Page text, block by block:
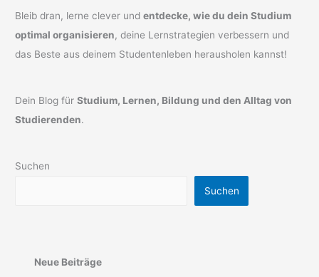
Bleib dran, lerne clever undentdecke, wie du dein Studium
optimal organisieren, deine Lernstrategien verbessern und
das Beste aus deinem Studentenleben herausholen kannst!
Dein Blog fürStudium, Lernen, Bildung und den Alltag von
Studierenden.
Suchen
Suchen
Neue Beiträge